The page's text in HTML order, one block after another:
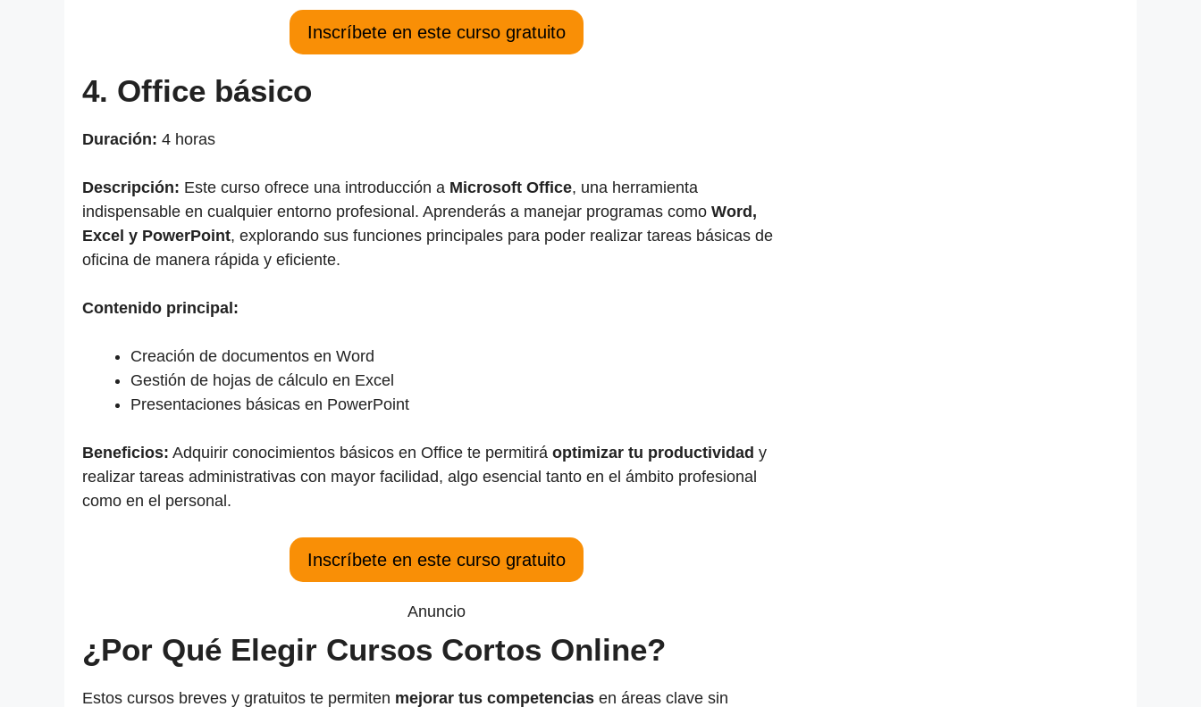
Inscríbete en este curso gratuito
4. Office básico
Duración: 4 horas
Descripción: Este curso ofrece una introducción a Microsoft Office, una herramienta
indispensable en cualquier entorno profesional. Aprenderás a manejar programas como Word,
Excel y PowerPoint, explorando sus funciones principales para poder realizar tareas básicas de
oficina de manera rápida y eficiente.
Contenido principal:
Creación de documentos en Word
Gestión de hojas de cálculo en Excel
Presentaciones básicas en PowerPoint
Beneficios: Adquirir conocimientos básicos en Office te permitirá optimizar tu productividad y
realizar tareas administrativas con mayor facilidad, algo esencial tanto en el ámbito profesional
como en el personal.
Inscríbete en este curso gratuito
Anuncio
¿Por Qué Elegir Cursos Cortos Online?
Estos cursos breves y gratuitos te permiten mejorar tus competencias en áreas clave sin